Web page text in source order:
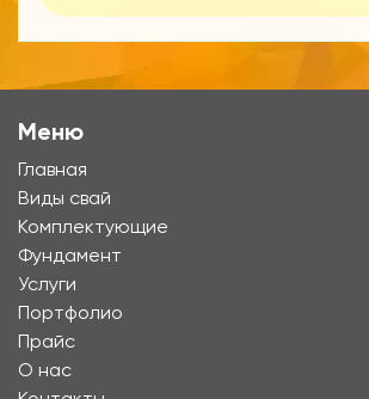
Меню
Главная
Виды свай
Комплектующие
Фундамент
Услуги
Портфолио
Прайс
О нас